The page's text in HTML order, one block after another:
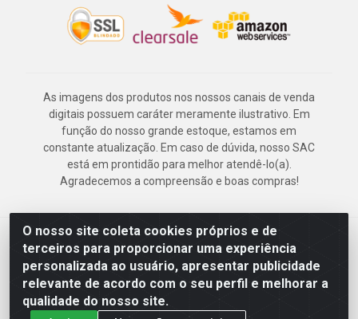
O nosso site coleta cookies próprios e de
terceiros para proporcionar uma experiência
personalizada ao usuário, apresentar publicidade
relevante de acordo com o seu perfil e melhorar a
qualidade do nosso site.
As imagens dos produtos nos nossos canais de venda
digitais possuem caráter meramente ilustrativo. Em
função do nosso grande estoque, estamos em
constante atualização. Em caso de dúvida, nosso SAC
está em prontidão para melhor atendê-lo(a).
Agradecemos a compreensão e boas compras!
Deskontão Atacado - Av. Marechal Mascarenhas de Morais, 2471 -
Imbiribeira - Recife/PE - CEP 51.150-001 - CNPJ 24.150.377/0003-
57